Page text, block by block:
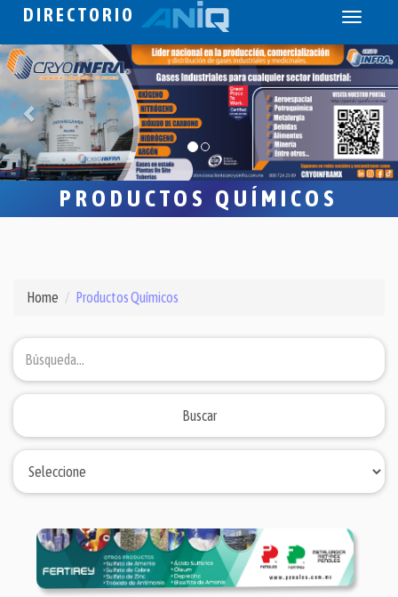
DIRECTORIO
Toggle
PRODUCTOS QUÍMICOS
Home Productos Químicos